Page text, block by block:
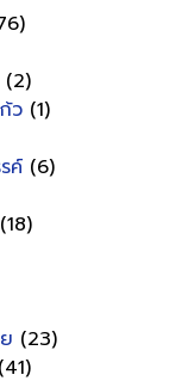
(2)
ว (1)
ค์ (6)
(18)
(23)
(41)